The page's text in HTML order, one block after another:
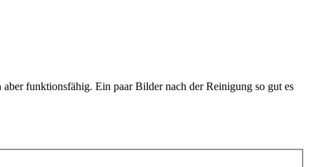
funktionsfähig. Ein paar Bilder nach der Reinigung so gut es